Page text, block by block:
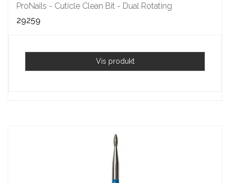
ProNails - Cuticle Clean Bit - Dual Rotating
29259
Vis produkt